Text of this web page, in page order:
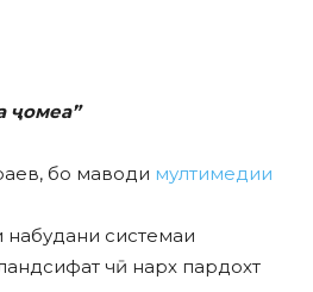
ҷомеа”
бо маводи мултимедии
набудани системаи
чӣ нарх пардохт